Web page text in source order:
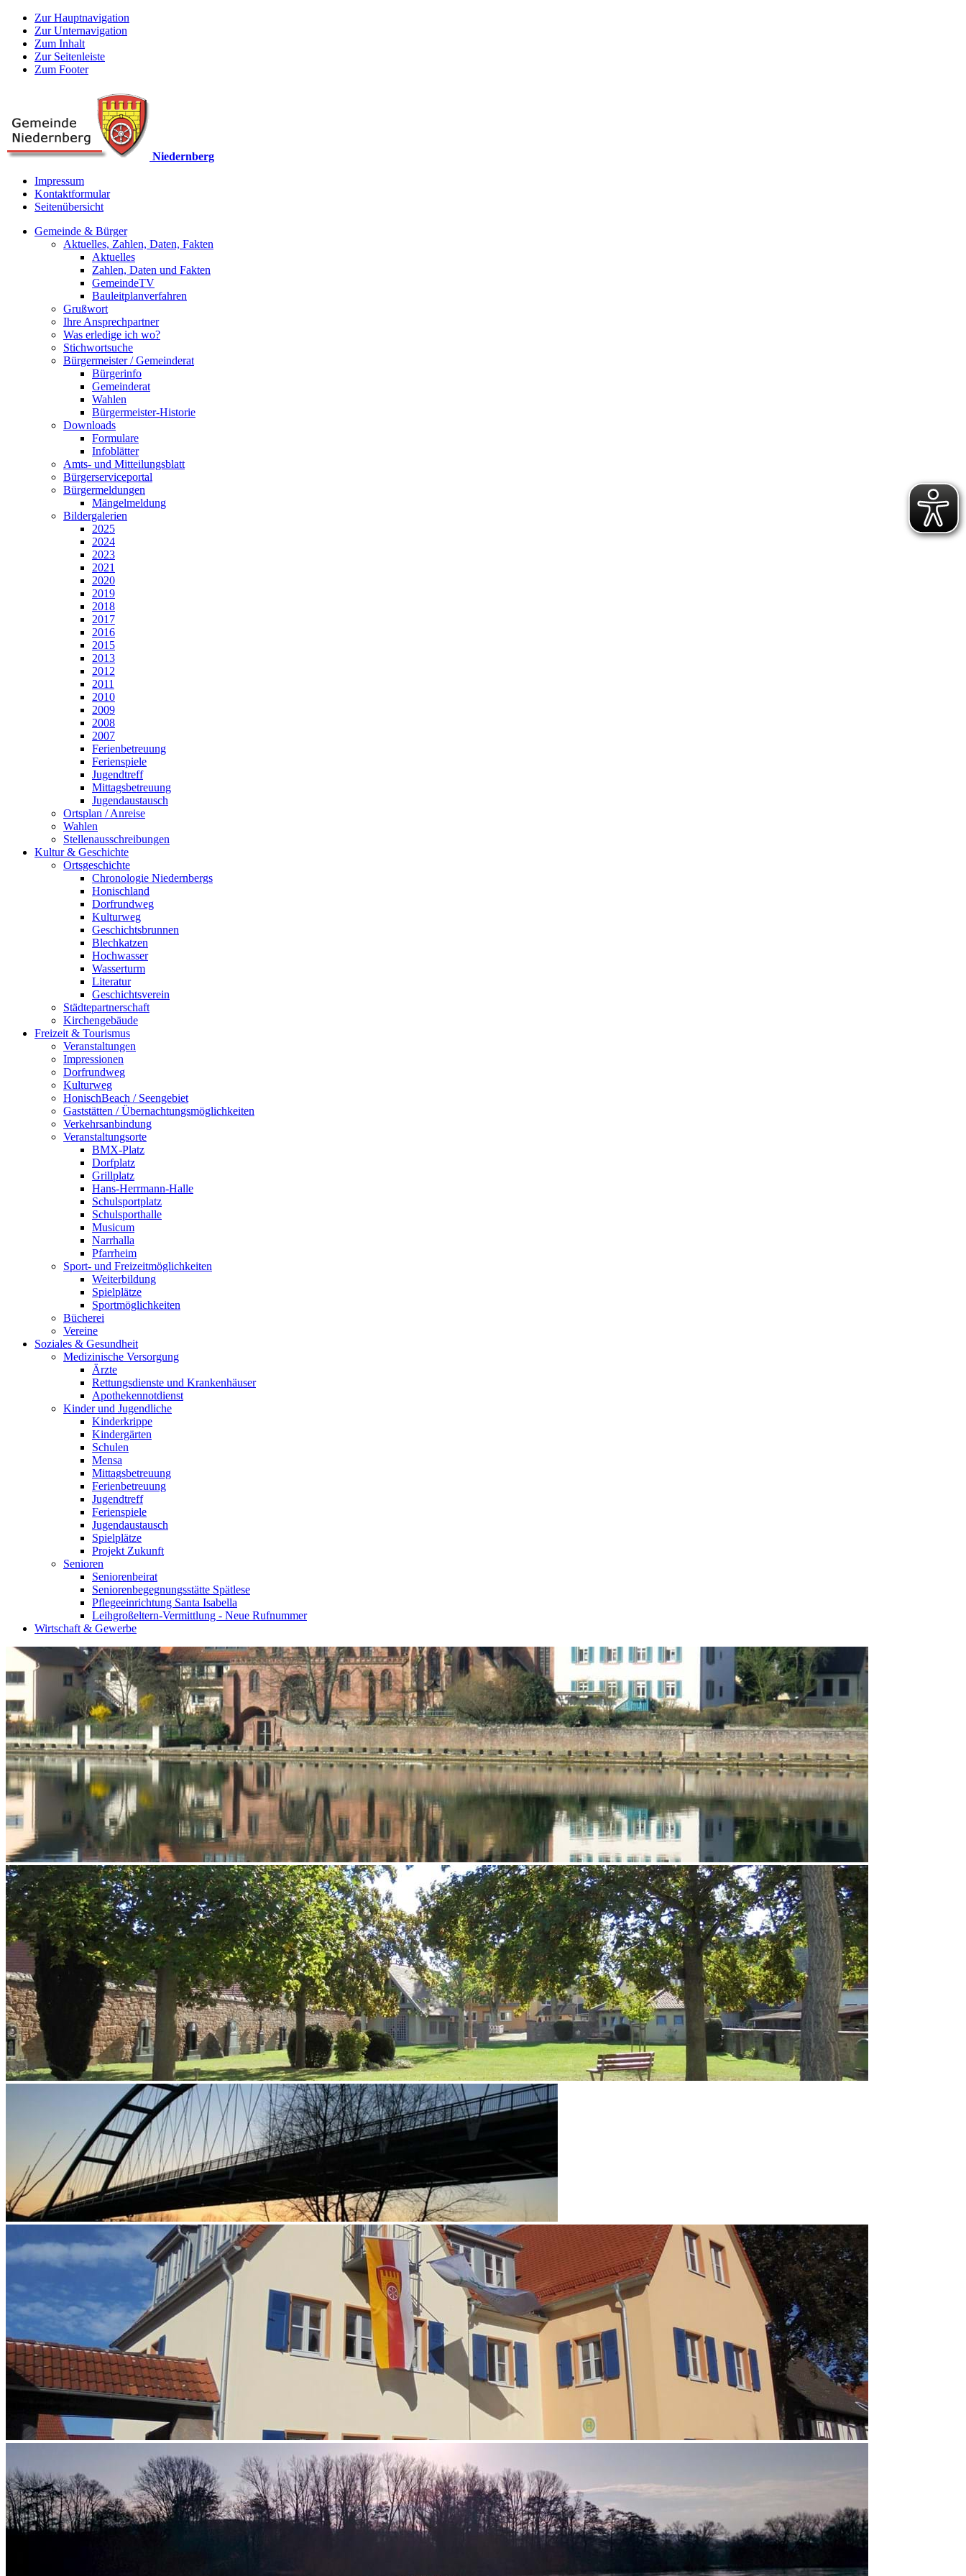
Zur Hauptnavigation
Zur Unternavigation
Zum Inhalt
Zur Seitenleiste
Zum Footer
Niedernberg
Impressum
Kontaktformular
Seitenübersicht
Gemeinde & Bürger
Aktuelles, Zahlen, Daten, Fakten
Aktuelles
Zahlen, Daten und Fakten
GemeindeTV
Bauleitplanverfahren
Grußwort
Ihre Ansprechpartner
Was erledige ich wo?
Stichwortsuche
Bürgermeister / Gemeinderat
Bürgerinfo
Gemeinderat
Wahlen
Bürgermeister-Historie
Downloads
Formulare
Infoblätter
Amts- und Mitteilungsblatt
Bürgerserviceportal
Bürgermeldungen
Mängelmeldung
Bildergalerien
2025
2024
2023
2021
2020
2019
2018
2017
2016
2015
2013
2012
2011
2010
2009
2008
2007
Ferienbetreuung
Ferienspiele
Jugendtreff
Mittagsbetreuung
Jugendaustausch
Ortsplan / Anreise
Wahlen
Stellenausschreibungen
Kultur & Geschichte
Ortsgeschichte
Chronologie Niedernbergs
Honischland
Dorfrundweg
Kulturweg
Geschichtsbrunnen
Blechkatzen
Hochwasser
Wasserturm
Literatur
Geschichtsverein
Städtepartnerschaft
Kirchengebäude
Freizeit & Tourismus
Veranstaltungen
Impressionen
Dorfrundweg
Kulturweg
HonischBeach / Seengebiet
Gaststätten / Übernachtungsmöglichkeiten
Verkehrsanbindung
Veranstaltungsorte
BMX-Platz
Dorfplatz
Grillplatz
Hans-Herrmann-Halle
Schulsportplatz
Schulsporthalle
Musicum
Narrhalla
Pfarrheim
Sport- und Freizeitmöglichkeiten
Weiterbildung
Spielplätze
Sportmöglichkeiten
Bücherei
Vereine
Soziales & Gesundheit
Medizinische Versorgung
Ärzte
Rettungsdienste und Krankenhäuser
Apothekennotdienst
Kinder und Jugendliche
Kinderkrippe
Kindergärten
Schulen
Mensa
Mittagsbetreuung
Ferienbetreuung
Jugendtreff
Ferienspiele
Jugendaustausch
Spielplätze
Projekt Zukunft
Senioren
Seniorenbeirat
Seniorenbegegnungsstätte Spätlese
Pflegeeinrichtung Santa Isabella
Leihgroßeltern-Vermittlung - Neue Rufnummer
Wirtschaft & Gewerbe